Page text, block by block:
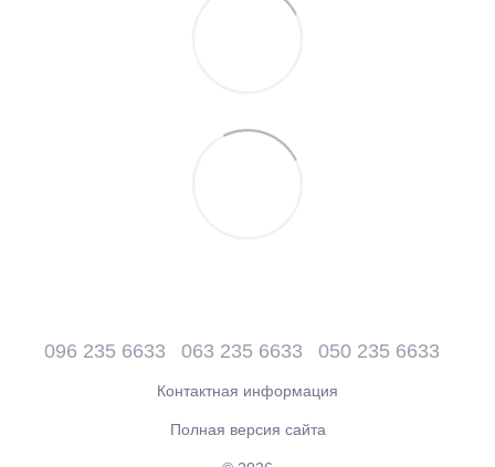
096 235 6633 063 235 6633 050 235 6633
Контактная информация
Полная версия сайта